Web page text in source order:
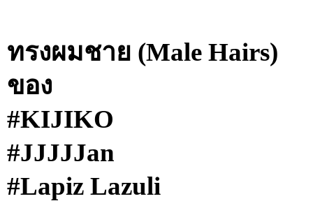
ทรงผมชาย (Male Hairs)
ของ
#KIJIKO
#JJJJJan
#Lapiz Lazuli